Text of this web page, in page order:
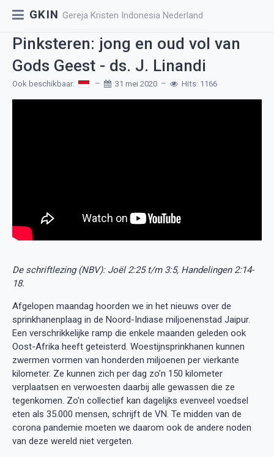
GKIN Gereja Kristen Indonesia Nederland
Pinksteren: jong en oud vol van
Gods Geest - ds. J. Linandi
Ook beschikbaar: 31 mei 2020 Hits: 1166
De schriftlezing (NBV): Joël 2:25 t/m 3:5, Handelingen 2:14-
18.
Afgelopen maandag hoorden we in het nieuws over de
sprinkhanenplaag in de Noord-Indiase miljoenenstad Jaipur.
Een verschrikkelijke ramp die enkele maanden geleden ook
Oost-Afrika heeft geteisterd. Woestijnsprinkhanen kunnen
zwermen vormen van honderden miljoenen per vierkante
kilometer. Ze kunnen zich per dag zo’n 150 kilometer
verplaatsen en verwoesten daarbij alle gewassen die ze
tegenkomen. Zo'n collectief kan dagelijks evenveel voedsel
eten als 35.000 mensen, schrijft de VN. Te midden van de
corona pandemie moeten we daarom ook de andere noden
van deze wereld niet vergeten.